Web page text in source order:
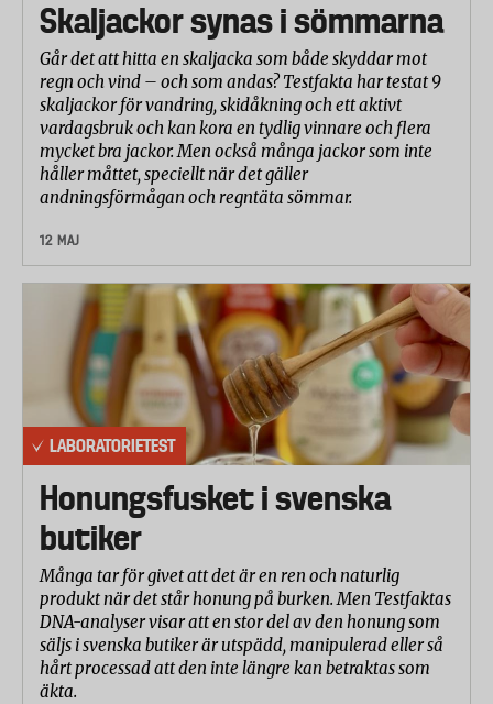
Skaljackor synas i sömmarna
Går det att hitta en skaljacka som både skyddar mot
regn och vind – och som andas? Testfakta har testat 9
skaljackor för vandring, skidåkning och ett aktivt
vardagsbruk och kan kora en tydlig vinnare och flera
mycket bra jackor. Men också många jackor som inte
håller måttet, speciellt när det gäller
andningsförmågan och regntäta sömmar.
12 MAJ
LABORATORIETEST
Honungsfusket i svenska
butiker
Många tar för givet att det är en ren och naturlig
produkt när det står honung på burken. Men Testfaktas
DNA-analyser visar att en stor del av den honung som
säljs i svenska butiker är utspädd, manipulerad eller så
hårt processad att den inte längre kan betraktas som
äkta.